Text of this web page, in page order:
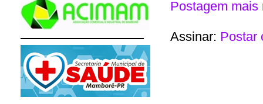
Postagem mais
Assinar: Postar